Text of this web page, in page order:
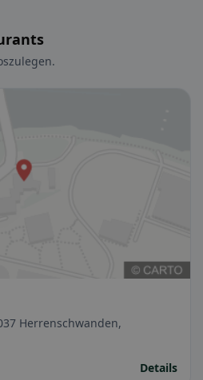
Herrenschwanden,
Details